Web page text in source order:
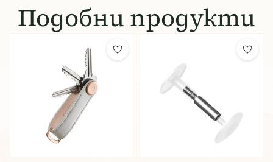
Подобни продукти